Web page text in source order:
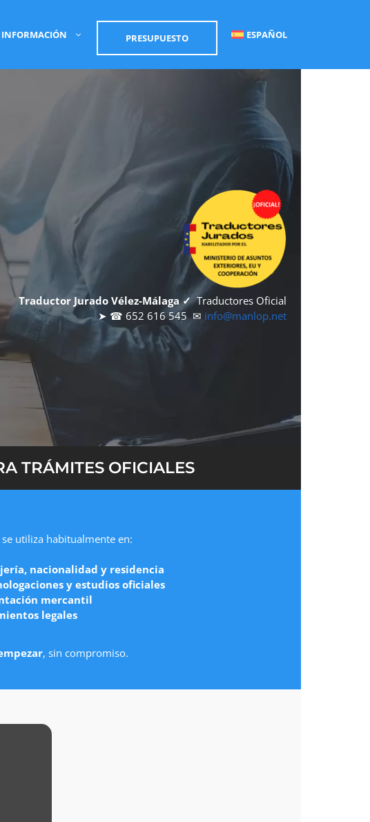
INFORMACIÓN PRESUPUESTO ESPAÑOL
Traductor Jurado Vélez-Málaga ✓Traductores Oficial
➤ ☎ 652 616 545 ✉ info@manlop.net
TRÁMITES OFICIALES
utiliza habitualmente en:
nacionalidad y residencia
y estudios oficiales
mercantil
legales
, sin compromiso.